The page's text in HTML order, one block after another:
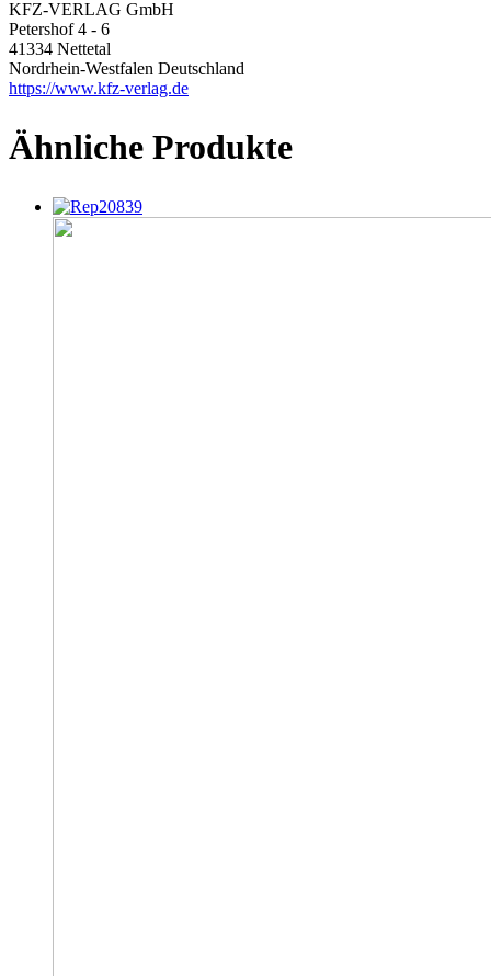
KFZ-VERLAG GmbH
Petershof 4 - 6
41334 Nettetal
Nordrhein-Westfalen Deutschland
https://www.kfz-verlag.de
Ähnliche Produkte